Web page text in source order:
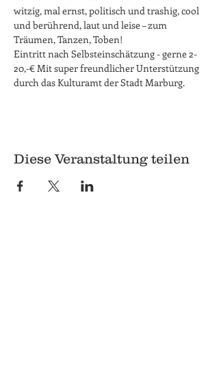
witzig, mal ernst, politisch und trashig, cool
und berührend, laut und leise – zum
Träumen, Tanzen, Toben!
Eintritt nach Selbsteinschätzung - gerne 2-
20,-€ Mit super freundlicher Unterstützung
durch das Kulturamt der Stadt Marburg.
Diese Veranstaltung teilen